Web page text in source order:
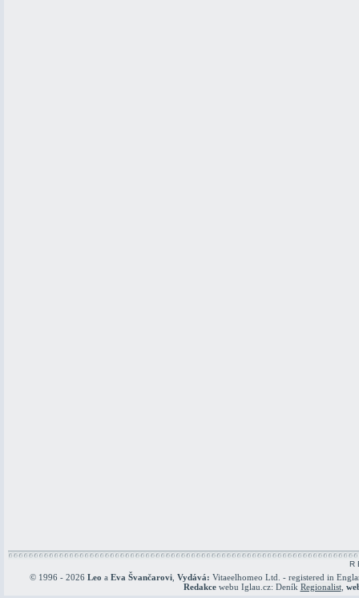
R
© 1996 - 2026 Leo a Eva Švančarovi Vydává: Vitaeelhomeo Ltd. - registered in
Redakcewebu Iglau.cz: Deník Regionalist,